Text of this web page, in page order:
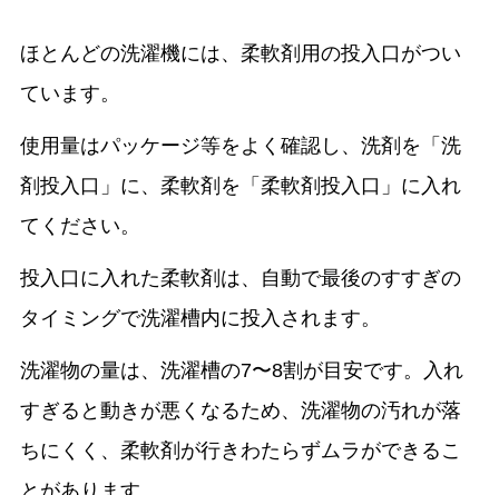
ほとんどの洗濯機には、柔軟剤用の投入口がつい
ています。
使用量はパッケージ等をよく確認し、洗剤を「洗
剤投入口」に、柔軟剤を「柔軟剤投入口」に入れ
てください。
投入口に入れた柔軟剤は、自動で最後のすすぎの
タイミングで洗濯槽内に投入されます。
洗濯物の量は、洗濯槽の7〜8割が目安です。入れ
すぎると動きが悪くなるため、洗濯物の汚れが落
ちにくく、柔軟剤が行きわたらずムラができるこ